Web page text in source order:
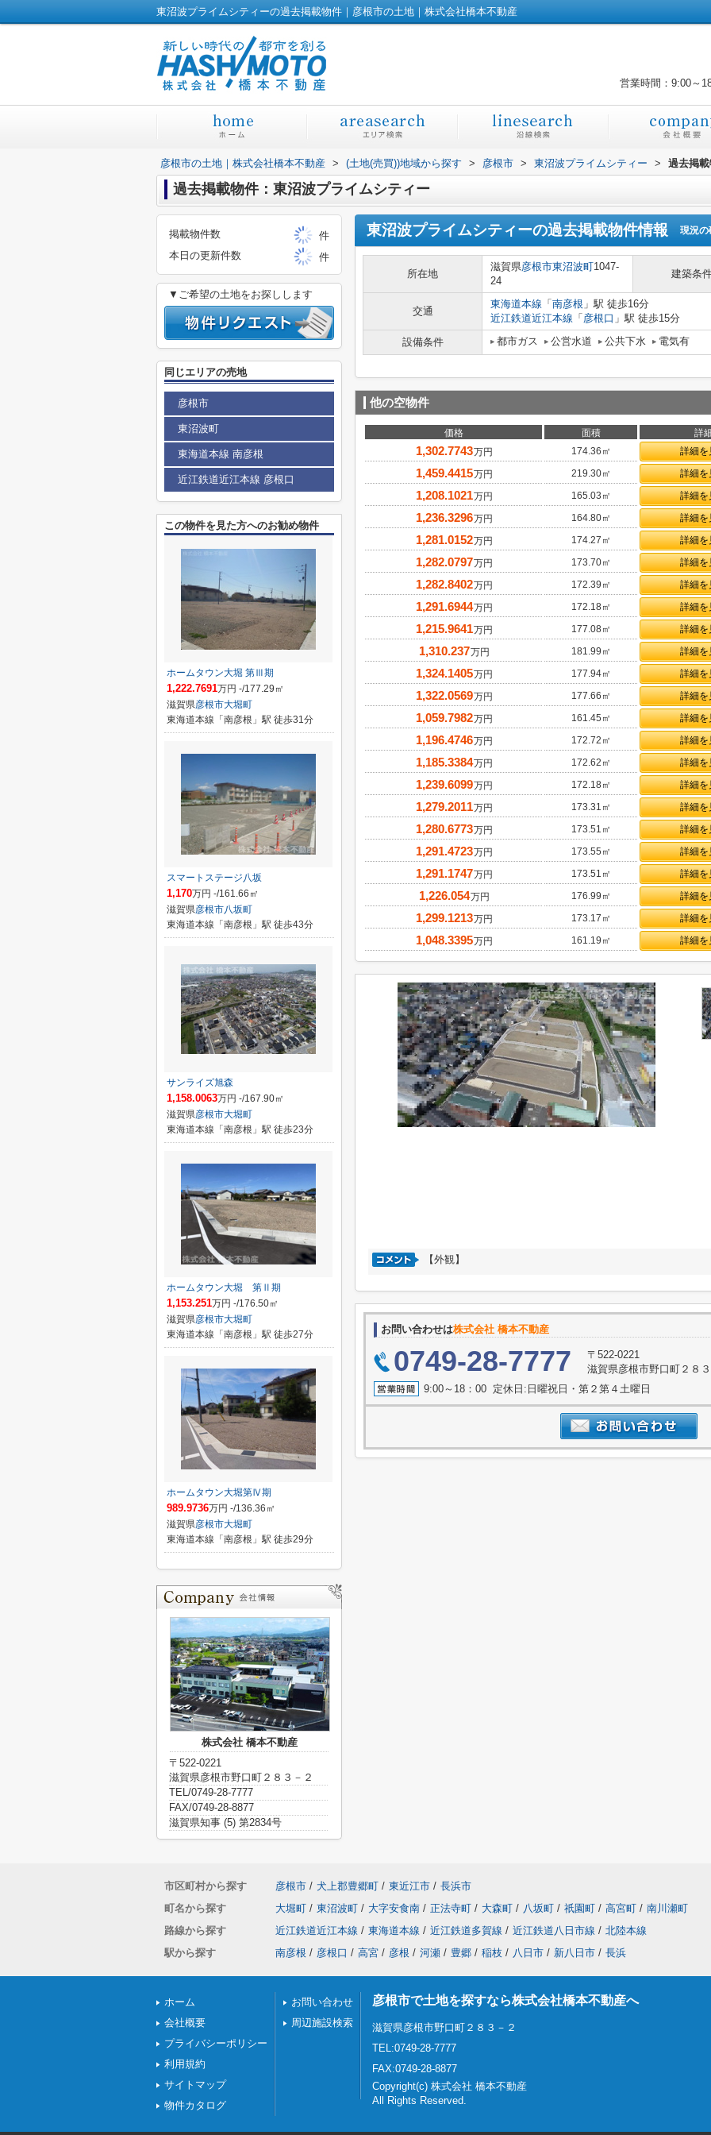
東沼波プライムシティーの過去掲載物件｜彦根市の土地｜株式会社橋本不動産
営業時間：9:00～
彦根市の土地｜株式会社橋本不動産 > (土地(売買))地域から探す > 彦根市 > 東沼波プライムシティー > 過去掲
過去掲載物件：東沼波プライムシティー
東沼波プライムシティーの過去掲載物件情報 現況の
所在地
滋賀県彦根市東沼波町1047-
24
建築条
交通
東海道本線 「 南彦根 」駅 徒歩16分
近江鉄道近江本線 「 彦根口 」駅 徒歩15分
設備条件
都市ガス 公営水道 公共下水 電気有
他の空物件
価格 面積 詳
1,302.7743万円 174.36㎡ 詳細を
1,459.4415万円 219.30㎡ 詳細を
1,208.1021万円 165.03㎡ 詳細を
1,236.3296万円 164.80㎡ 詳細を
1,281.0152万円 174.27㎡ 詳細を
1,282.0797万円 173.70㎡ 詳細を
1,282.8402万円 172.39㎡ 詳細を
1,291.6944万円 172.18㎡ 詳細を
1,215.9641万円 177.08㎡ 詳細を
1,310.237万円 181.99㎡ 詳細を
1,324.1405万円 177.94㎡ 詳細を
1,322.0569万円 177.66㎡ 詳細を
1,059.7982万円 161.45㎡ 詳細を
1,196.4746万円 172.72㎡ 詳細を
1,185.3384万円 172.62㎡ 詳細を
1,239.6099万円 172.18㎡ 詳細を
1,279.2011万円 173.31㎡ 詳細を
1,280.6773万円 173.51㎡ 詳細を
1,291.4723万円 173.55㎡ 詳細を
1,291.1747万円 173.51㎡ 詳細を
1,226.054万円 176.99㎡ 詳細を
1,299.1213万円 173.17㎡ 詳細を
1,048.3395万円 161.19㎡ 詳細を
【外観】
お問い合わせは株式会社 橋本不動産
0749-28-7777
〒522-0221
滋賀県彦根市野口町２８
9:00～18：00 定休日:日曜祝日・第２第４土曜日
掲載物件数
件
本日の更新件数
件
▼ご希望の土地をお探しします
同じエリアの売地
彦根市
東沼波町
東海道本線 南彦根
近江鉄道近江本線 彦根口
この物件を見た方へのお勧め物件
ホームタウン大堀 第Ⅲ期
1,222.7691万円 -/177.29㎡
滋賀県彦根市大堀町
東海道本線「南彦根」駅 徒歩31分
スマートステージ八坂
1,170万円 -/161.66㎡
滋賀県彦根市八坂町
東海道本線「南彦根」駅 徒歩43分
サンライズ旭森
1,158.0063万円 -/167.90㎡
滋賀県彦根市大堀町
東海道本線「南彦根」駅 徒歩23分
ホームタウン大堀 第Ⅱ期
1,153.251万円 -/176.50㎡
滋賀県彦根市大堀町
東海道本線「南彦根」駅 徒歩27分
ホームタウン大堀第Ⅳ期
989.9736万円 -/136.36㎡
滋賀県彦根市大堀町
東海道本線「南彦根」駅 徒歩29分
株式会社 橋本不動産
〒522-0221
滋賀県彦根市野口町２８３－２
TEL/0749-28-7777
FAX/0749-28-8877
滋賀県知事 (5) 第2834号
市区町村から探す 彦根市 / 犬上郡豊郷町 / 東近江市 / 長浜市
町名から探す
大堀町 / 東沼波町 / 大字安食南 / 正法寺町 / 大森町 / 八坂町 / 祇園町 / 高宮町 / 南川瀬町
路線から探す
近江鉄道近江本線 / 東海道本線 / 近江鉄道多賀線 / 近江鉄道八日市線 / 北陸本線
駅から探す
南彦根 / 彦根口 / 高宮 / 彦根 / 河瀬 / 豊郷 / 稲枝 / 八日市 / 新八日市 / 長浜
ホーム
会社概要
プライバシーポリシー
利用規約
サイトマップ
物件カタログ
お問い合わせ
周辺施設検索
彦根市で土地を探すなら株式会社橋本不動産へ
滋賀県彦根市野口町２８３－２
TEL:0749-28-7777
FAX:0749-28-8877
Copyright(c) 株式会社 橋本不動産
All Rights Reserved.